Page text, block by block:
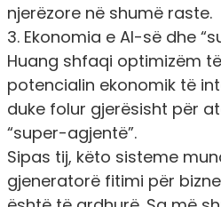
njerëzore në shumë raste.
3. Ekonomia e AI-së dhe
Huang shfaqi optimizëm
potencialin ekonomik të
duke folur gjerësisht për
“super-agjentë”.
Sipas tij, këto sisteme
gjeneratorë fitimi për